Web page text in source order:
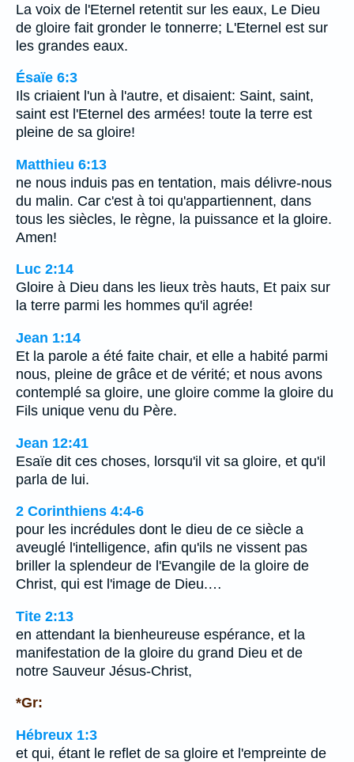
La voix de l'Eternel retentit sur les eaux, Le Dieu
de gloire fait gronder le tonnerre; L'Eternel est sur
les grandes eaux.
Ésaïe 6:3
Ils criaient l'un à l'autre, et disaient: Saint, saint,
saint est l'Eternel des armées! toute la terre est
pleine de sa gloire!
Matthieu 6:13
ne nous induis pas en tentation, mais délivre-nous
du malin. Car c'est à toi qu'appartiennent, dans
tous les siècles, le règne, la puissance et la gloire.
Amen!
Luc 2:14
Gloire à Dieu dans les lieux très hauts, Et paix sur
la terre parmi les hommes qu'il agrée!
Jean 1:14
Et la parole a été faite chair, et elle a habité parmi
nous, pleine de grâce et de vérité; et nous avons
contemplé sa gloire, une gloire comme la gloire du
Fils unique venu du Père.
Jean 12:41
Esaïe dit ces choses, lorsqu'il vit sa gloire, et qu'il
parla de lui.
2 Corinthiens 4:4-6
pour les incrédules dont le dieu de ce siècle a
aveuglé l'intelligence, afin qu'ils ne vissent pas
briller la splendeur de l'Evangile de la gloire de
Christ, qui est l'image de Dieu.…
Tite 2:13
en attendant la bienheureuse espérance, et la
manifestation de la gloire du grand Dieu et de
notre Sauveur Jésus-Christ,
*Gr:
Hébreux 1:3
et qui, étant le reflet de sa gloire et l'empreinte de